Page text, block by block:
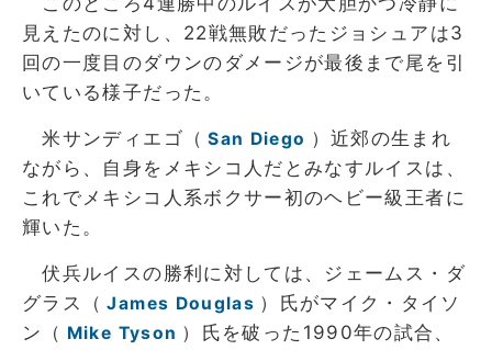
見えたのに対し、22戦無敗だったジョシュアは3
回の一度目のダウンのダメージが最後まで尾を引
いている様子だった。
米サンディエゴ（ San Diego ）近郊の生まれ
ながら、自身をメキシコ人だとみなすルイスは、
これでメキシコ人系ボクサー初のヘビー級王者に
輝いた。
伏兵ルイスの勝利に対しては、ジェームス・ダ
グラス（ James Douglas ）氏がマイク・タイソ
ン（ Mike Tyson ）氏を破った1990年の試合、